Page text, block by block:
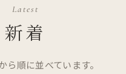
Latest
新着
ら順に並べています。